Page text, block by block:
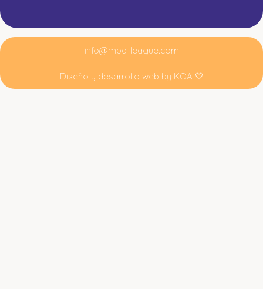
info@mba-league.com
Diseño y desarrollo web by KOA 🤍